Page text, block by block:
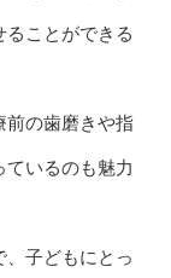
ことができる
前の歯磨きや指
いるのも魅力
子どもにとっ